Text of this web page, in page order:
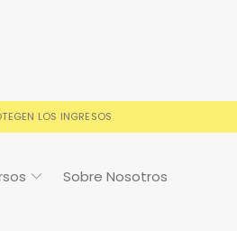
LOS INGRESOS
Sobre Nosotros